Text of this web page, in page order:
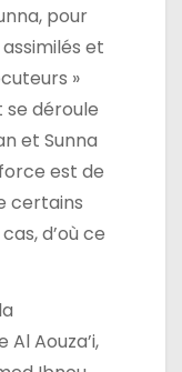
pour
et
»
se déroule
et Sunna
est de
certains
d’où ce
Aouza’i,